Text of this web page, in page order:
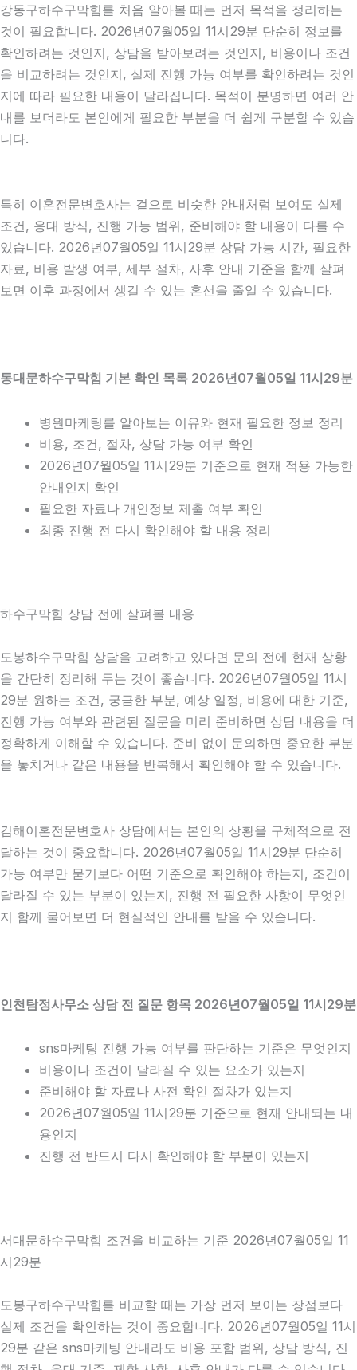
강동구하수구막힘를 처음 알아볼 때는 먼저 목적을 정리하는
것이 필요합니다. 2026년07월05일 11시29분 단순히 정보를
확인하려는 것인지, 상담을 받아보려는 것인지, 비용이나 조건
을 비교하려는 것인지, 실제 진행 가능 여부를 확인하려는 것인
지에 따라 필요한 내용이 달라집니다. 목적이 분명하면 여러 안
내를 보더라도 본인에게 필요한 부분을 더 쉽게 구분할 수 있습
니다.
특히 이혼전문변호사는 겉으로 비슷한 안내처럼 보여도 실제
조건, 응대 방식, 진행 가능 범위, 준비해야 할 내용이 다를 수
있습니다. 2026년07월05일 11시29분 상담 가능 시간, 필요한
자료, 비용 발생 여부, 세부 절차, 사후 안내 기준을 함께 살펴
보면 이후 과정에서 생길 수 있는 혼선을 줄일 수 있습니다.
동대문하수구막힘 기본 확인 목록 2026년07월05일 11시29분
병원마케팅를 알아보는 이유와 현재 필요한 정보 정리
비용, 조건, 절차, 상담 가능 여부 확인
2026년07월05일 11시29분 기준으로 현재 적용 가능한
안내인지 확인
필요한 자료나 개인정보 제출 여부 확인
최종 진행 전 다시 확인해야 할 내용 정리
하수구막힘 상담 전에 살펴볼 내용
도봉하수구막힘 상담을 고려하고 있다면 문의 전에 현재 상황
을 간단히 정리해 두는 것이 좋습니다. 2026년07월05일 11시
29분 원하는 조건, 궁금한 부분, 예상 일정, 비용에 대한 기준,
진행 가능 여부와 관련된 질문을 미리 준비하면 상담 내용을 더
정확하게 이해할 수 있습니다. 준비 없이 문의하면 중요한 부분
을 놓치거나 같은 내용을 반복해서 확인해야 할 수 있습니다.
김해이혼전문변호사 상담에서는 본인의 상황을 구체적으로 전
달하는 것이 중요합니다. 2026년07월05일 11시29분 단순히
가능 여부만 묻기보다 어떤 기준으로 확인해야 하는지, 조건이
달라질 수 있는 부분이 있는지, 진행 전 필요한 사항이 무엇인
지 함께 물어보면 더 현실적인 안내를 받을 수 있습니다.
인천탐정사무소 상담 전 질문 항목 2026년07월05일 11시29분
sns마케팅 진행 가능 여부를 판단하는 기준은 무엇인지
비용이나 조건이 달라질 수 있는 요소가 있는지
준비해야 할 자료나 사전 확인 절차가 있는지
2026년07월05일 11시29분 기준으로 현재 안내되는 내
용인지
진행 전 반드시 다시 확인해야 할 부분이 있는지
서대문하수구막힘 조건을 비교하는 기준 2026년07월05일 11
시29분
도봉구하수구막힘를 비교할 때는 가장 먼저 보이는 장점보다
실제 조건을 확인하는 것이 중요합니다. 2026년07월05일 11시
29분 같은 sns마케팅 안내라도 비용 포함 범위, 상담 방식, 진